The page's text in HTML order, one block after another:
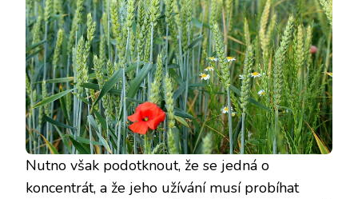
Nutno však podotknout, že se jedná o
koncentrát, a že jeho užívání musí probíhat